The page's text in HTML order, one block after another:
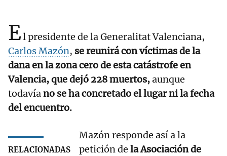
El presidente de la Generalitat Valenciana,
Carlos Mazón, se reunirá con víctimas de la
dana en la zona cero de esta catástrofe en
Valencia, que dejó 228 muertos,aunque
todavíano se ha concretado el lugar ni la fecha
del encuentro.
RELACIONADAS
Mazón responde así a la
petición de la Asociación de